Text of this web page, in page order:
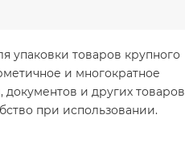
упаковки товаров крупного
и многократное
и других товаров
при использовании.